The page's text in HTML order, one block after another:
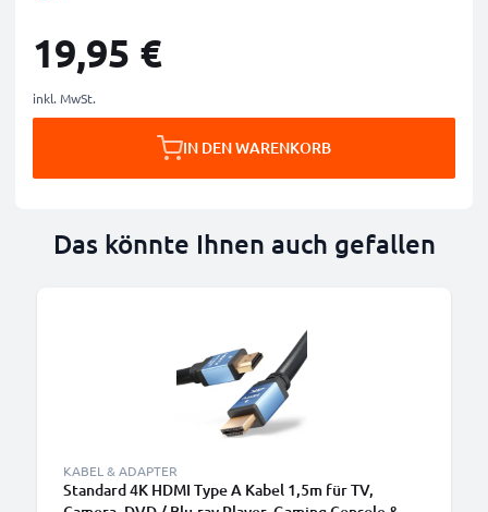
19,95 €
inkl. MwSt.
IN DEN WARENKORB
Das könnte Ihnen auch gefallen
KABEL & ADAPTER
Standard 4K HDMI Type A Kabel 1,5m für TV,